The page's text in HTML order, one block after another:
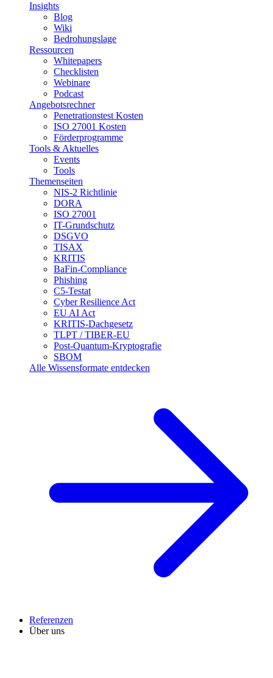
Insights
Blog
Wiki
Bedrohungslage
Ressourcen
Whitepapers
Checklisten
Webinare
Podcast
Angebotsrechner
Penetrationstest Kosten
ISO 27001 Kosten
Förderprogramme
Tools & Aktuelles
Events
Tools
Themenseiten
NIS-2 Richtlinie
DORA
ISO 27001
IT-Grundschutz
DSGVO
TISAX
KRITIS
BaFin-Compliance
Phishing
C5-Testat
Cyber Resilience Act
EU AI Act
KRITIS-Dachgesetz
TLPT / TIBER-EU
Post-Quantum-Kryptografie
SBOM
Alle Wissensformate entdecken
Referenzen
Über uns